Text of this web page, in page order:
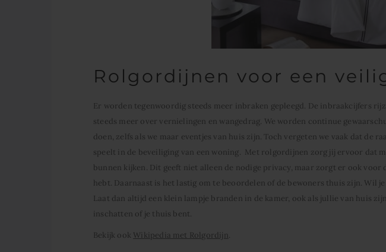
Rolgordijnen voor een
Er worden tegenwoordig steeds meer inbraken gepleegd. De inbraakcijfers
steeds meer over vernielingen en wangedrag. We worden continue
doen, zelfs als we maar eventjes van huis zijn. Toch vergeten we vaak dat de
speelt in de beveiliging van een woning. Met rolgordijnen zorg jij ervoor dat
bunnen kijken. Dit geeft niet alleen de nodige privacy, maar zorgt er ook voor
hebt. Daarnaast is het lastig om te beoordelen of de bewoners thuis zijn. Wil
Laat dan altijd een klein lampje branden in de kamer, ook als jullie van huis
inschatten of je thuis bent.
Bekijk ook Wikipedia met Rolgordijn.